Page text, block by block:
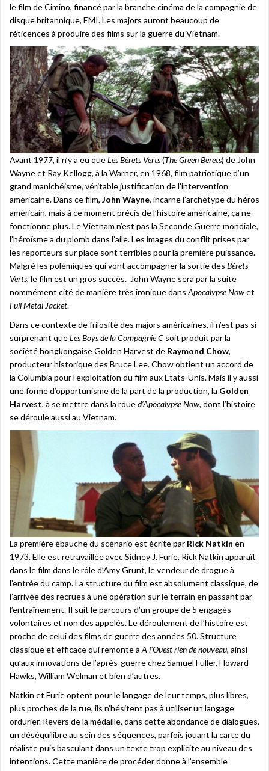
le film de Cimino, financé par la branche cinéma de la compagnie de
disque britannique, EMI. Les majors auront beaucoup de
réticences à produire des films sur la guerre du Vietnam.
Avant 1977, il n’y a eu queLes Bérets Verts(The Green Berets) de John
Wayne et Ray Kellogg, à la Warner, en 1968, film patriotique d’un
grand manichéisme, véritable justification de l’intervention
américaine. Dans ce film, John Wayne, incarne l’archétype du héros
américain, mais à ce moment précis de l’histoire américaine, ça ne
fonctionne plus. Le Vietnam n’est pas la Seconde Guerre mondiale,
l’héroïsme a du plomb dans l’aile. Les images du conflit prises par
les reporteurs sur place sont terribles pour la première puissance.
Malgré les polémiques qui vont accompagner la sortie des Bérets
Verts, le film est un gros succès. John Wayne sera par la suite
nommément cité de manière très ironique dans Apocalypse Nowet
Full Metal Jacket.
Dans ce contexte de frilosité des majors américaines, il n’est pas si
surprenant queLes Boys de la Compagnie C soit produit par la
société hongkongaise Golden Harvest de Raymond Chow,
producteur historique des Bruce Lee. Chow obtient un accord de
la Columbia pour l’exploitation du film aux Etats-Unis. Mais il y aussi
une forme d’opportunisme de la part de la production, la Golden
Harvest, à se mettre dans la roued’Apocalypse Now, dont l’histoire
se déroule aussi au Vietnam.
La première ébauche du scénario est écrite par Rick Natkin en
1973. Elle est retravaillée avec Sidney J. Furie. Rick Natkin apparaît
dans le film dans le rôle d’Amy Grunt, le vendeur de drogue à
l’entrée du camp. La structure du film est absolument classique, de
l’arrivée des recrues à une opération sur le terrain en passant par
l’entraînement. Il suit le parcours d’un groupe de 5 engagés
volontaires et non des appelés. Le déroulement de l’histoire est
proche de celui des films de guerre des années 50. Structure
classique et efficace qui remonte à A l’Ouest rien de nouveau, ainsi
qu’aux innovations de l’après-guerre chez Samuel Fuller, Howard
Hawks, William Welman et bien d’autres.
Natkin et Furie optent pour le langage de leur temps, plus libres,
plus proches de la rue, ils n’hésitent pas à utiliser un langage
ordurier. Revers de la médaille, dans cette abondance de dialogues,
un déséquilibre au sein des séquences, parfois jouant la carte du
réaliste puis basculant dans un texte trop explicite au niveau des
intentions. Cette manière de procéder donne à l’ensemble